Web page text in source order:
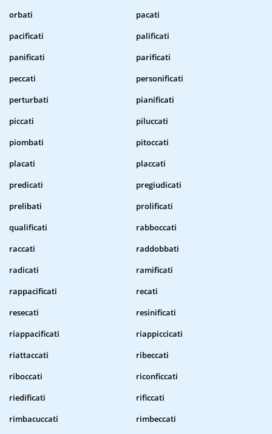
orbati
pacati
pacificati
palificati
panificati
parificati
peccati
personificati
perturbati
pianificati
piccati
piluccati
piombati
pitoccati
placati
placcati
predicati
pregiudicati
prelibati
prolificati
qualificati
rabboccati
raccati
raddobbati
radicati
ramificati
rappacificati
recati
resecati
resinificati
riappacificati
riappiccicati
riattaccati
ribeccati
riboccati
riconficcati
riedificati
rificcati
rimbacuccati
rimbeccati